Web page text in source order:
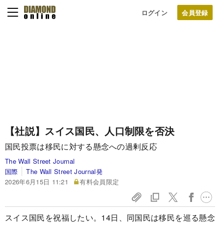
ログイン
【社説】スイス国民、人口制限を否決
国民投票は移民に対する懸念への過剰反応
The Wall Street Journal
国際
The Wall Street Journal発
2026年6月15日 11:21
有料会員限定
スイス国民を祝福したい。14日、同国民は移民を巡る懸念